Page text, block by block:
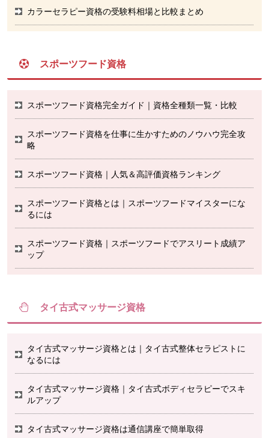
カラーセラピー資格の受験料相場と比較まとめ
スポーツフード資格
スポーツフード資格完全ガイド｜資格全種類一覧・比較
スポーツフード資格を仕事に生かすためのノウハウ完全攻
略
スポーツフード資格｜人気＆高評価資格ランキング
スポーツフード資格とは｜スポーツフードマイスターにな
るには
スポーツフード資格｜スポーツフードでアスリート成績ア
ップ
タイ古式マッサージ資格
タイ古式マッサージ資格とは｜タイ古式整体セラピストに
なるには
タイ古式マッサージ資格｜タイ古式ボディセラピーでスキ
ルアップ
タイ古式マッサージ資格は通信講座で簡単取得